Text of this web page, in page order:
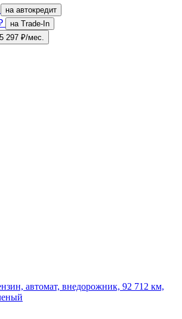
на автокредит
на Trade-In
297 ₽/мес.
автомат, внедорожник, 92 712 км,